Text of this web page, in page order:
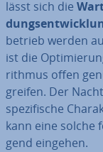
lässt sich die
be­trieb werden
ist die
rith­mus offen
grei­fen. Der
spe­zi­fi­sche
kann eine
gend eingehen.